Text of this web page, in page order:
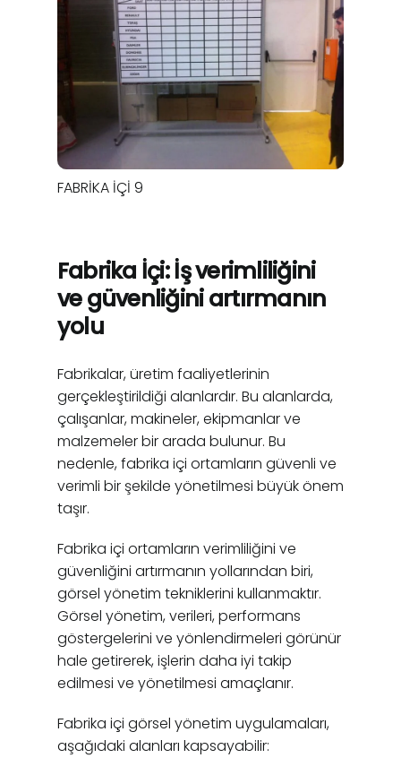
FABRIKA İÇI 9
Fabrika İçi: İş verimliliğini
ve güvenliğini artırmanın
yolu
Fabrikalar, üretim faaliyetlerinin
gerçekleştirildiği alanlardır. Bu alanlarda,
çalışanlar, makineler, ekipmanlar ve
malzemeler bir arada bulunur. Bu
nedenle, fabrika içi ortamların güvenli ve
verimli bir şekilde yönetilmesi büyük önem
taşır.
Fabrika içi ortamların verimliliğini ve
güvenliğini artırmanın yollarından biri,
görsel yönetim tekniklerini kullanmaktır.
Görsel yönetim, verileri, performans
göstergelerini ve yönlendirmeleri görünür
hale getirerek, işlerin daha iyi takip
edilmesi ve yönetilmesi amaçlanır.
Fabrika içi görsel yönetim uygulamaları,
aşağıdaki alanları kapsayabilir: